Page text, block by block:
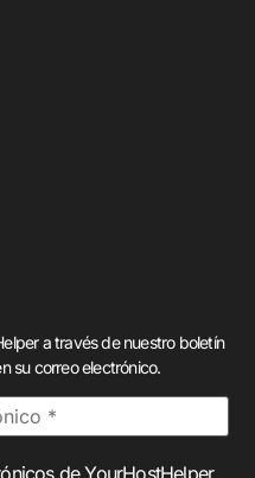
a través de nuestro boletín
su correo electrónico.